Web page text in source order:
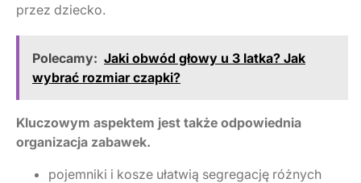
przez dziecko.
Polecamy: Jaki obwód głowy u 3 latka? Jak
wybrać rozmiar czapki?
Kluczowym aspektem jest także odpowiednia
organizacja zabawek.
pojemniki i kosze ułatwią segregację różnych